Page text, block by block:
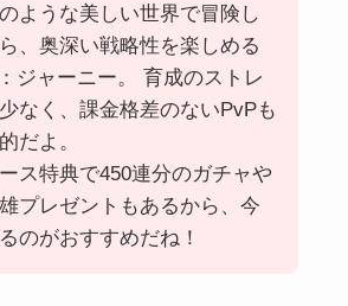
ような美しい世界で冒険し
、奥深い戦略性を楽しめる
ジャーニー。 育成のストレ
なく、課金格差のないPvPも
だよ。
ス特典で450連分のガチャや
プレゼントもあるから、今
のがおすすめだね！